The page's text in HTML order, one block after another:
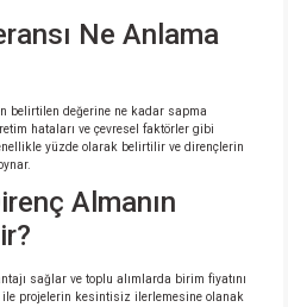
Ne Anlama
belirtilen değerine ne kadar sapma
hataları ve çevresel faktörler gibi
yüzde olarak belirtilir ve dirençlerin
Almanın
sağlar ve toplu alımlarda birim fiyatını
projelerin kesintisiz ilerlemesine olanak